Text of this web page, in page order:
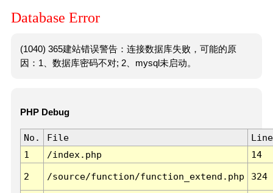
Database Error
(1040) 365建站错误警告：连接数据库失败，可能的原
因：1、数据库密码不对; 2、mysql未启动。
PHP Debug
No. File
Line
1
/index.php 14
2 /source/function/function_extend.php 324